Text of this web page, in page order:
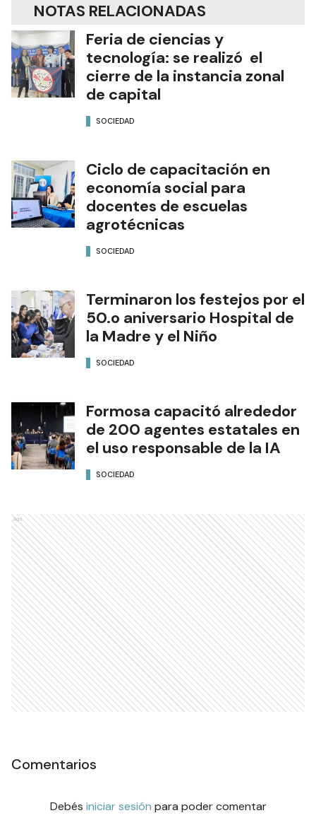
NOTAS RELACIONADAS
Feria de ciencias y
tecnología: se realizó el
cierre de la instancia zonal
de capital
SOCIEDAD
Ciclo de capacitación en
economía social para
docentes de escuelas
agrotécnicas
SOCIEDAD
Terminaron los festejos por el
50.o aniversario Hospital de
la Madre y el Niño
SOCIEDAD
Formosa capacitó alrededor
de 200 agentes estatales en
el uso responsable de la IA
SOCIEDAD
Ads
Comentarios
Debés iniciar sesión para poder comentar